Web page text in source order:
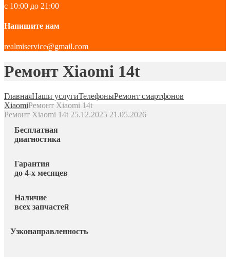
с 10:00 до 21:00
Напишите нам
realmiservice@gmail.com
Ремонт Xiaomi 14t
ГлавнаяНаши услугиТелефоныРемонт смартфонов
XiaomiРемонт Xiaomi 14t
Ремонт Xiaomi 14t 25.12.2025 21.05.2026
Бесплатная
диагностика
Гарантия
до 4-х месяцев
Наличие
всех запчастей
Узконаправленность